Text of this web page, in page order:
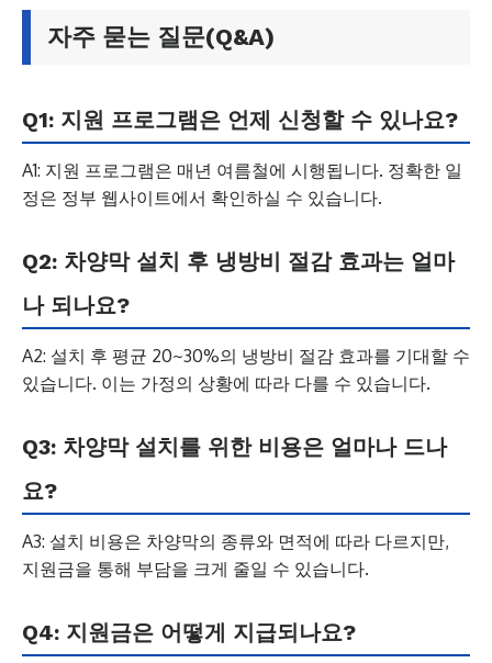
자주 묻는 질문(Q&A)
Q1: 지원 프로그램은 언제 신청할 수 있나요?
A1: 지원 프로그램은 매년 여름철에 시행됩니다. 정확한 일
정은 정부 웹사이트에서 확인하실 수 있습니다.
Q2: 차양막 설치 후 냉방비 절감 효과는 얼마
나 되나요?
A2: 설치 후 평균 20~30%의 냉방비 절감 효과를 기대할 수
있습니다. 이는 가정의 상황에 따라 다를 수 있습니다.
Q3: 차양막 설치를 위한 비용은 얼마나 드나
요?
A3: 설치 비용은 차양막의 종류와 면적에 따라 다르지만,
지원금을 통해 부담을 크게 줄일 수 있습니다.
Q4: 지원금은 어떻게 지급되나요?